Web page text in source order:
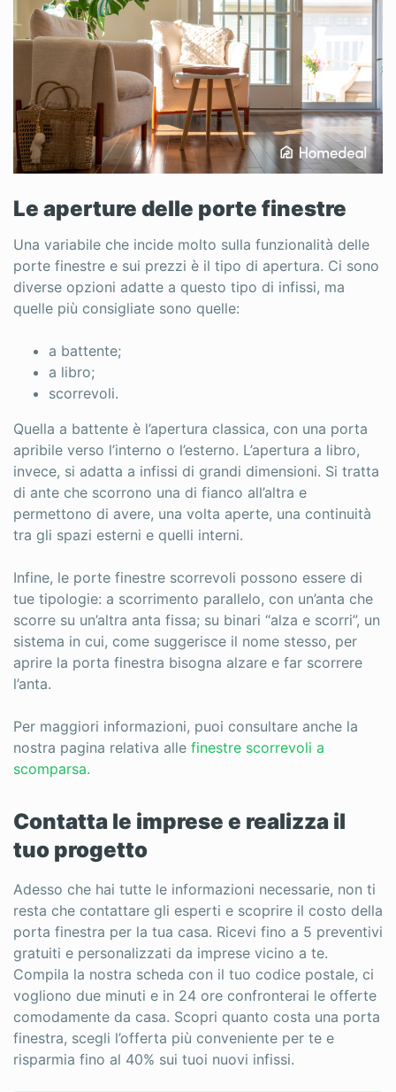
Le aperture delle porte finestre
Una variabile che incide molto sulla funzionalità delle
porte finestre e sui prezzi è il tipo di apertura. Ci sono
diverse opzioni adatte a questo tipo di infissi, ma
quelle più consigliate sono quelle:
a battente;
a libro;
scorrevoli.
Quella a battente è l’apertura classica, con una porta
apribile verso l’interno o l’esterno. L’apertura a libro,
invece, si adatta a infissi di grandi dimensioni. Si tratta
di ante che scorrono una di fianco all’altra e
permettono di avere, una volta aperte, una continuità
tra gli spazi esterni e quelli interni.
Infine, le porte finestre scorrevoli possono essere di
tue tipologie: a scorrimento parallelo, con un’anta che
scorre su un’altra anta fissa; su binari “alza e scorri”, un
sistema in cui, come suggerisce il nome stesso, per
aprire la porta finestra bisogna alzare e far scorrere
l’anta.
Per maggiori informazioni, puoi consultare anche la
nostra pagina relativa alle finestre scorrevoli a
scomparsa.
Contatta le imprese e realizza il
tuo progetto
Adesso che hai tutte le informazioni necessarie, non ti
resta che contattare gli esperti e scoprire il costo della
porta finestra per la tua casa. Ricevi fino a 5 preventivi
gratuiti e personalizzati da imprese vicino a te.
Compila la nostra scheda con il tuo codice postale, ci
vogliono due minuti e in 24 ore confronterai le offerte
comodamente da casa. Scopri quanto costa una porta
finestra, scegli l’offerta più conveniente per te e
risparmia fino al 40% sui tuoi nuovi infissi.